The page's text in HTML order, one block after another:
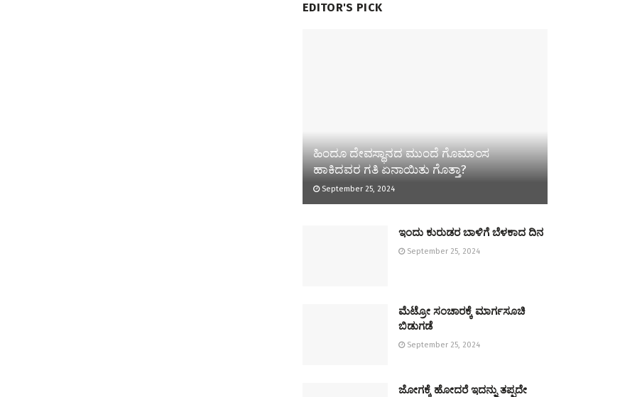
EDITOR'S PICK
ಹಿಂದೂ ದೇವಸ್ಥಾನದ ಮುಂದೆ ಗೊಮಾಂಸ
ಹಾಕಿದವರ ಗತಿ ಏನಾಯಿತು ಗೊತ್ತಾ?
September 25, 2024
ಇಂದು ಕುರುಡರ ಬಾಳಿಗೆ ಬೆಳಕಾದ ದಿನ
September 25, 2024
ಮೆಟ್ರೋ ಸಂಚಾರಕ್ಕೆ ಮಾರ್ಗಸೂಚಿ
ಬಿಡುಗಡೆ
September 25, 2024
ಜೋಗಕ್ಕೆ ಹೋದರೆ ಇದನ್ನು ತಪ್ಪದೇ